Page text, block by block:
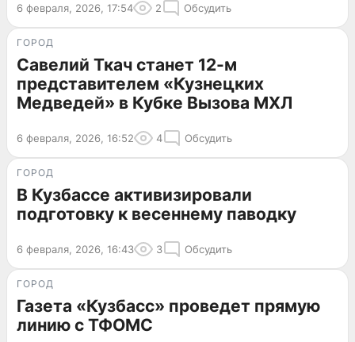
6 февраля, 2026, 17:54 2 Обсудить
ГОРОД
Савелий Ткач станет 12-м
представителем «Кузнецких
Медведей» в Кубке Вызова МХЛ
6 февраля, 2026, 16:52 4 Обсудить
ГОРОД
В Кузбассе активизировали
подготовку к весеннему паводку
6 февраля, 2026, 16:43 3 Обсудить
ГОРОД
Газета «Кузбасс» проведет прямую
линию с ТФОМС